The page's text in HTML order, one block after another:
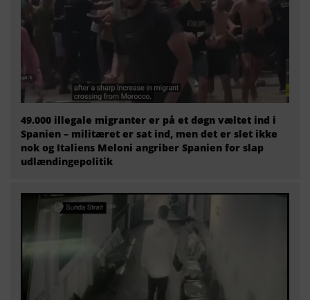
49.000 illegale migranter er på et døgn væltet ind i
Spanien – militæret er sat ind, men det er slet ikke
nok og Italiens Meloni angriber Spanien for slap
udlændingepolitik